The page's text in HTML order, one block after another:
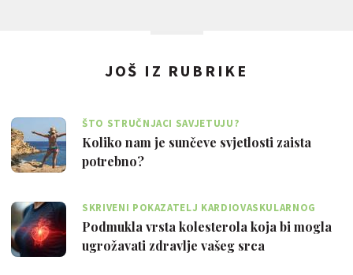
JOŠ IZ RUBRIKE
ŠTO STRUČNJACI SAVJETUJU?
Koliko nam je sunčeve svjetlosti zaista
potrebno?
SKRIVENI POKAZATELJ KARDIOVASKULARNOG
RIZIKA
Podmukla vrsta kolesterola koja bi mogla
ugrožavati zdravlje vašeg srca